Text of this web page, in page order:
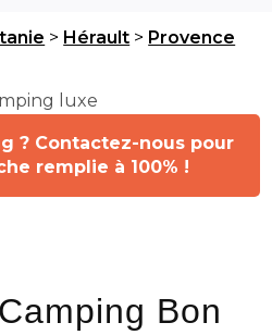
> Hérault > Provence
Bon
? Contactez-nous pour
remplie à 100% !